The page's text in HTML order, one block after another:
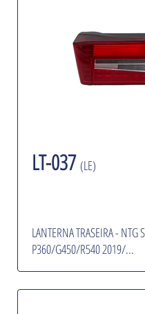
LT-037 (LE)
LANTERNA TRASEIRA - NTG
P360/G450/R540 2019/...